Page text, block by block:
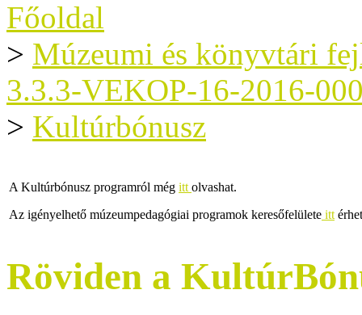
Főoldal
> Múzeumi és könyvtári
3.3.3-VEKOP-16-2016-
> Kultúrbónusz
A Kultúrbónusz programról még itt olvashat.
Az igényelhető múzeumpedagógiai programok keresőfelülete itt
Röviden a